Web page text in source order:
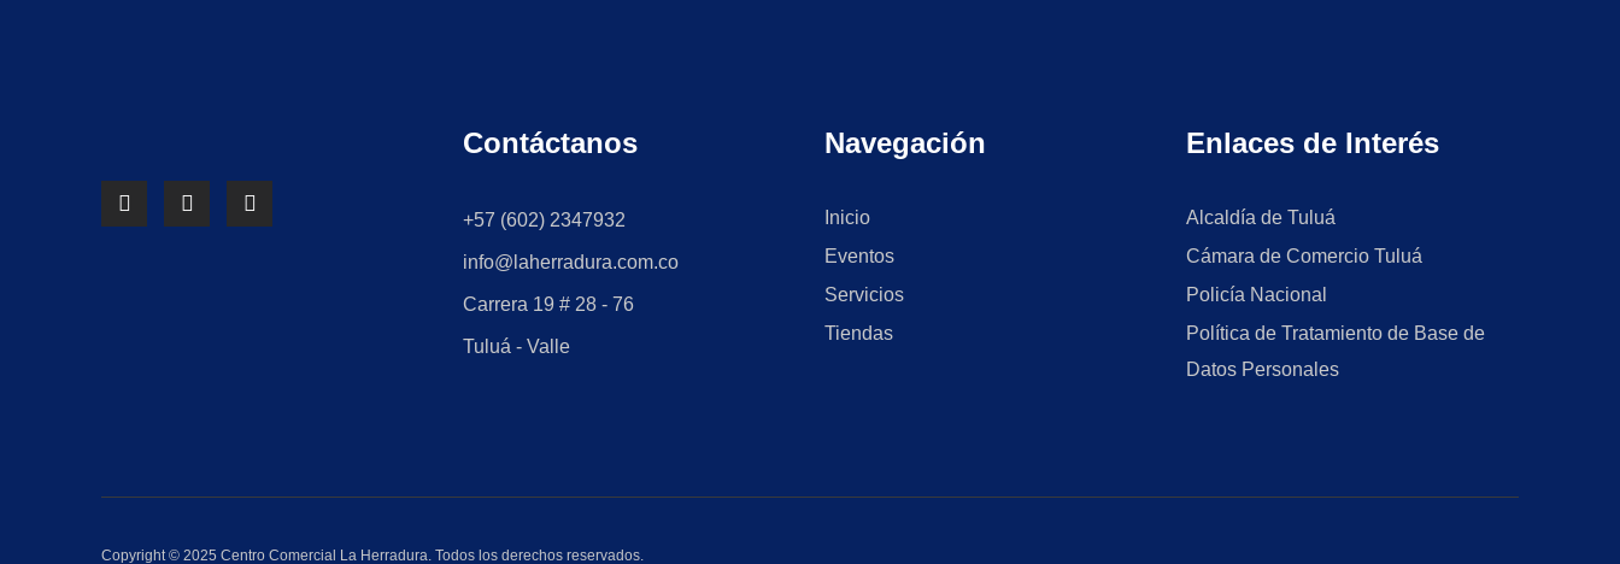
Contáctanos
+57 (602) 2347932
info@laherradura.com.co
Carrera 19 # 28 - 76
Tuluá - Valle
Navegación
Inicio
Eventos
Servicios
Tiendas
Enlaces de Interés
Alcaldía de Tuluá
Cámara de Comercio Tuluá
Policía Nacional
Política de Tratamiento de Base de
Datos Personales
Copyright © 2025 Centro Comercial La Herradura. Todos los derechos reservados.